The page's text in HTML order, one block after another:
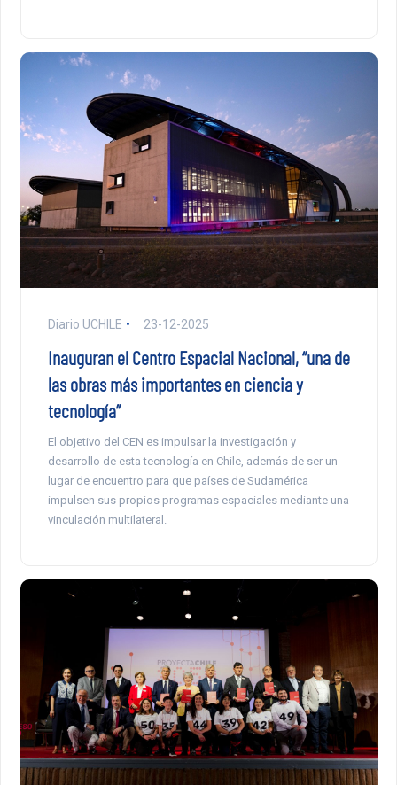
Diario UCHILE 23-12-2025
Inauguran el Centro Espacial Nacional, “una de
las obras más importantes en ciencia y
tecnología”
El objetivo del CEN es impulsar la investigación y
desarrollo de esta tecnología en Chile, además de ser un
lugar de encuentro para que países de Sudamérica
impulsen sus propios programas espaciales mediante una
vinculación multilateral.